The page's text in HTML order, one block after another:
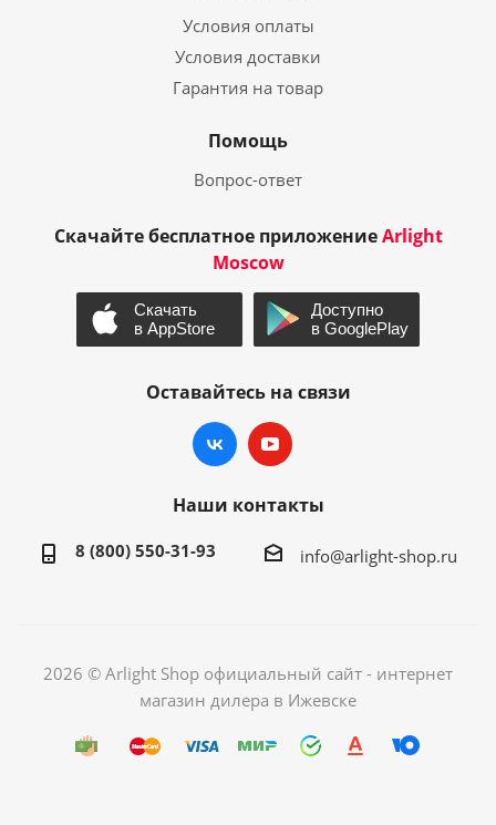
Условия оплаты
Условия доставки
Гарантия на товар
Помощь
Вопрос-ответ
Скачайте бесплатное приложениеArlight
Moscow
Оставайтесь на связи
Наши контакты
8 (800) 550-31-93 info@arlight-shop.ru
2026 © Arlight Shop официальный сайт - интернет
магазин дилера в Ижевске